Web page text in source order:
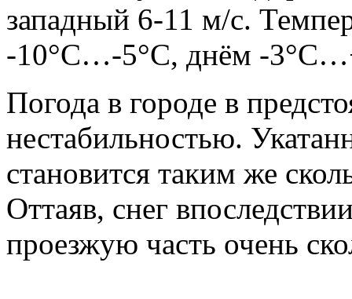
западный 6-11 м/с.
-10°С…-5°С, днём -
Погода в городе в
нестабильностью.
становится таким же
Оттаяв, снег
проезжую часть очень